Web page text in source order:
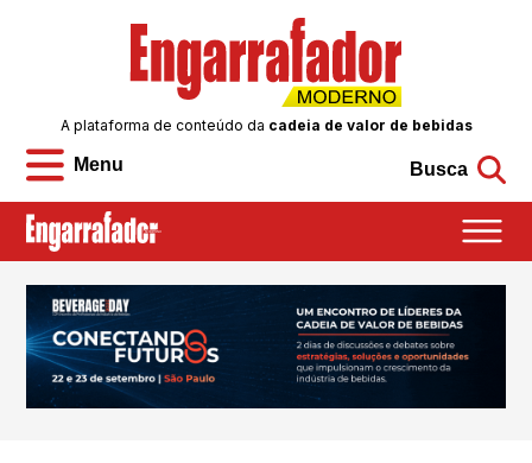
Menu
A plataforma de conteúdo da cadeia de valor de bebidas
Busca